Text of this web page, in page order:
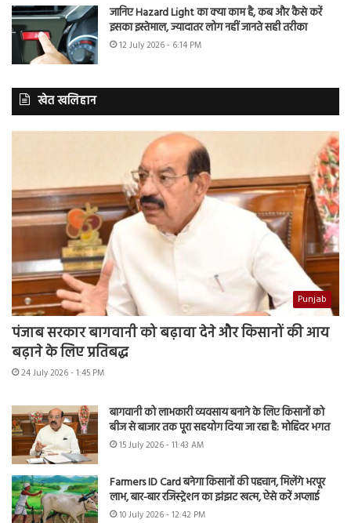
जानिए Hazard Light का क्या काम है, कब और कैसे करें
इसका इस्तेमाल, ज्यादातर लोग नहीं जानते सही तरीका
12 July 2026 - 6:14 PM
खेत खलिहान
Punjab
पंजाब सरकार बागवानी को बढ़ावा देने और किसानों की आय
बढ़ाने के लिए प्रतिबद्ध
24 July 2026 - 1:45 PM
बागवानी को लाभकारी व्यवसाय बनाने के लिए किसानों को
बीज से बाजार तक पूरा सहयोग दिया जा रहा है: मोहिंदर भगत
15 July 2026 - 11:43 AM
Farmers ID Card बनेगा किसानों की पहचान, मिलेंगे भरपूर
लाभ, बार-बार रजिस्ट्रेशन का झंझट खत्म, ऐसे करें अप्लाई
10 July 2026 - 12:42 PM